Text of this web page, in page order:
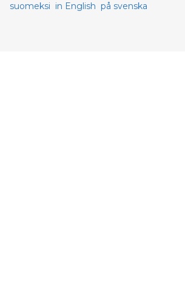
suomeksi in English på svenska